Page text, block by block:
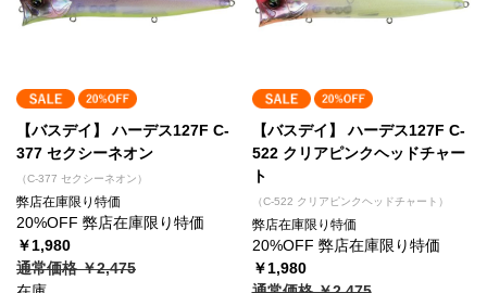
【バスデイ】 ハーデス127F C-
377 セクシーネオン
（C-377 セクシーネオン）
弊店在庫限り特価
20%OFF 弊店在庫限り特価
￥1,980
通常価格 ￥2,475
【バスデイ】 ハーデス127F C-
522 クリアピンクヘッドチャー
ト
（C-522 クリアピンクヘッドチャート）
弊店在庫限り特価
20%OFF 弊店在庫限り特価
￥1,980